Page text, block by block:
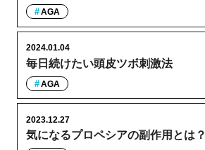
AGA
毎日続けたい頭皮ツボ刺激法
2024.01.04
AGA
気になるプロペシアの副作用とは？
2023.12.27